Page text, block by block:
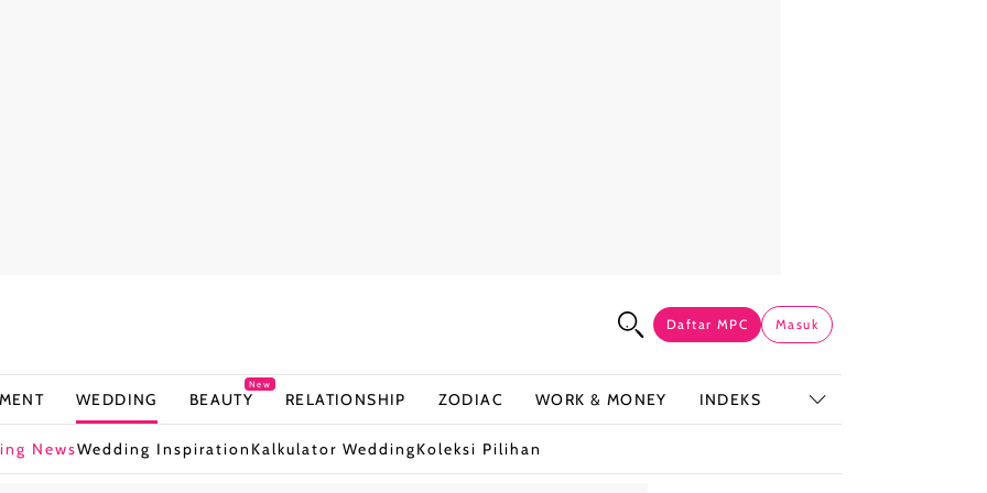
Daftar MPC Masuk
WEDDING BEAUTY
New
RELATIONSHIP ZODIAC WORK & MONEY INDEKS
NewsWedding Inspiration Kalkulator WeddingKoleksi Pilihan